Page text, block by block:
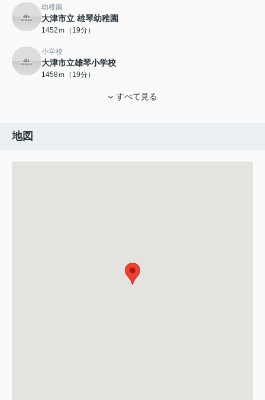
幼稚園
大津市立 雄琴幼稚園
1452ｍ（19分）
小学校
大津市立雄琴小学校
1458ｍ（19分）
すべて見る
地図